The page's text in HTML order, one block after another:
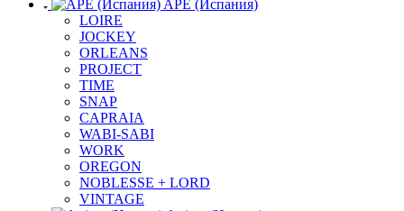
APE (Испания)
LOIRE
JOCKEY
ORLEANS
PROJECT
TIME
SNAP
CAPRAIA
WABI-SABI
WORK
OREGON
NOBLESSE + LORD
VINTAGE